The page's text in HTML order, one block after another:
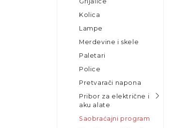
Kolica
Lampe
Merdevine i skele
Paletari
Police
Pretvarači napona
Pribor za električne i
aku alate
Saobraćajni program